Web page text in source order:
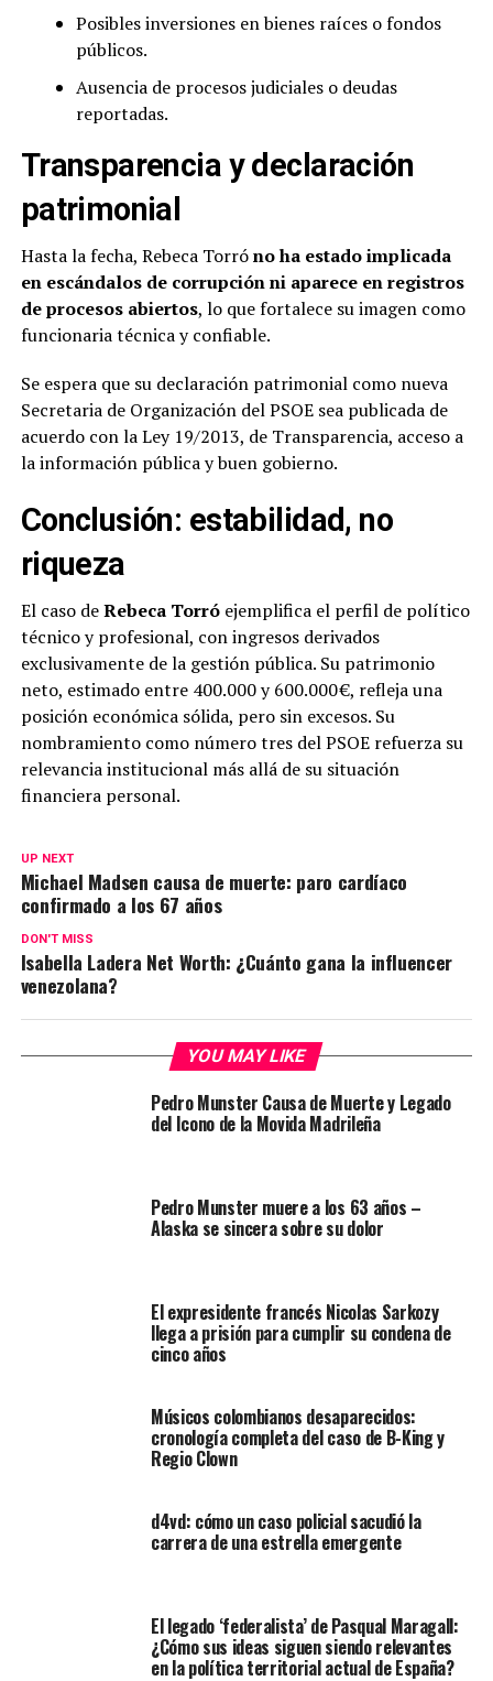
Posibles inversiones en bienes raíces o fondos
públicos.
Ausencia de procesos judiciales o deudas
reportadas.
Transparencia y declaración
patrimonial
Hasta la fecha, Rebeca Torróno ha estado implicada
en escándalos de corrupción ni aparece en registros
de procesos abiertos, lo que fortalece su imagen como
funcionaria técnica y confiable.
Se espera que su declaración patrimonial como nueva
Secretaria de Organización del PSOE sea publicada de
acuerdo con la Ley 19/2013, de Transparencia, acceso a
la información pública y buen gobierno.
Conclusión: estabilidad, no
riqueza
El caso deRebeca Torróejemplifica el perfil de político
técnico y profesional, con ingresos derivados
exclusivamente de la gestión pública. Su patrimonio
neto, estimado entre 400.000 y 600.000 €, refleja una
posición económica sólida, pero sin excesos. Su
nombramiento como número tres del PSOE refuerza su
relevancia institucional más allá de su situación
financiera personal.
UP NEXT
Michael Madsen causa de muerte: paro cardíaco
confirmado a los 67 años
DON'T MISS
Isabella Ladera Net Worth: ¿Cuánto gana la influencer
venezolana?
YOU MAY LIKE
Pedro Munster Causa de Muerte y Legado
del Icono de la Movida Madrileña
Pedro Munster muere a los 63 años –
Alaska se sincera sobre su dolor
El expresidente francés Nicolas Sarkozy
llega a prisión para cumplir su condena de
cinco años
Músicos colombianos desaparecidos:
cronología completa del caso de B-King y
Regio Clown
d4vd: cómo un caso policial sacudió la
carrera de una estrella emergente
El legado ‘federalista’ de Pasqual Maragall:
¿Cómo sus ideas siguen siendo relevantes
en la política territorial actual de España?